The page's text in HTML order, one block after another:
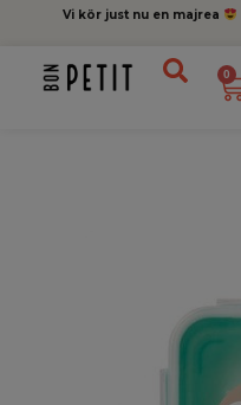
Vi kör just nu en majrea
0